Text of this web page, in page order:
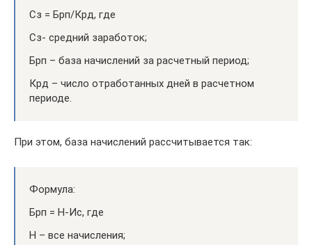
Сз = Брп/Крд, где
Сз- средний заработок;
Брп – база начислений за расчетный период;
Крд – число отработанных дней в расчетном
периоде.
При этом, база начислений рассчитывается так:
Формула:
Брп = Н-Ис, где
Н – все начисления;